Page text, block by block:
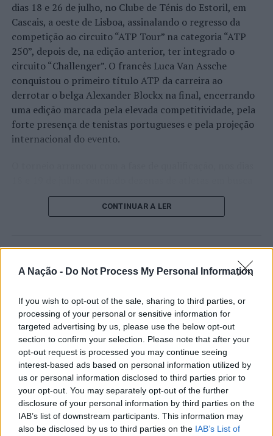
A Nação - Do Not Process My Personal Information
If you wish to opt-out of the sale, sharing to third parties, or
processing of your personal or sensitive information for
targeted advertising by us, please use the below opt-out
section to confirm your selection. Please note that after your
opt-out request is processed you may continue seeing
interest-based ads based on personal information utilized by
us or personal information disclosed to third parties prior to
your opt-out. You may separately opt-out of the further
disclosure of your personal information by third parties on the
IAB’s list of downstream participants. This information may
also be disclosed by us to third parties on the IAB’s List of
dias 18 e 26 de julho, no Clube de Ténis do Estoril, em
Cascais, a oeste de Lisboa, assinalando o regresso da
competição ao circuito “ATP Tour” na categoria “ATP
250”, depois de, na edição anterior, ter integrado o
circuito “Challenger”. O francês Luca Van Assche
conquistou o primeiro título ATP da carreira ao
derrotar o belga Alexander Blockx na final, encerrando
uma edição marcada pela elevada competitividade, pela
forte presença de tenistas portugueses e pela projeção
internacional do evento.
de um lugar no quadro principal. A cerimónia de
abertura contou com a presença do presidente da
início de uma competição que voltou a colocar o
concelho no centro do calendário internacional do
Apesar das desistências de última hora de jogadores
como Casper Ruud (Noruega), Alejandro Davidovich
Fokina (Espanha) e Matteo Arnaldi (Itália), a prova
apresentou um quadro competitivo de elevado nível,
liderado pelo russo Andrey Rublev, primeiro cabeça de
série, pelo italiano Luciano Darderi, pelo chileno
Alejandro Tabilo e pelo belga Alexander Blockx.
Um dos momentos mais aguardados da semana foi
também o regresso do suíço Stan Wawrinka ao Estoril,
CONTINUAR A LER
Castelo Branco: “Bienal
Internacional de Artes e Ofícios”
promete afirmar artesanato,
património e inovação como
“motores de desenvolvimento
económico e cultural” do município
português
Publicado 1 dia atrás on 07/08/2026
Por Ígor Lopes